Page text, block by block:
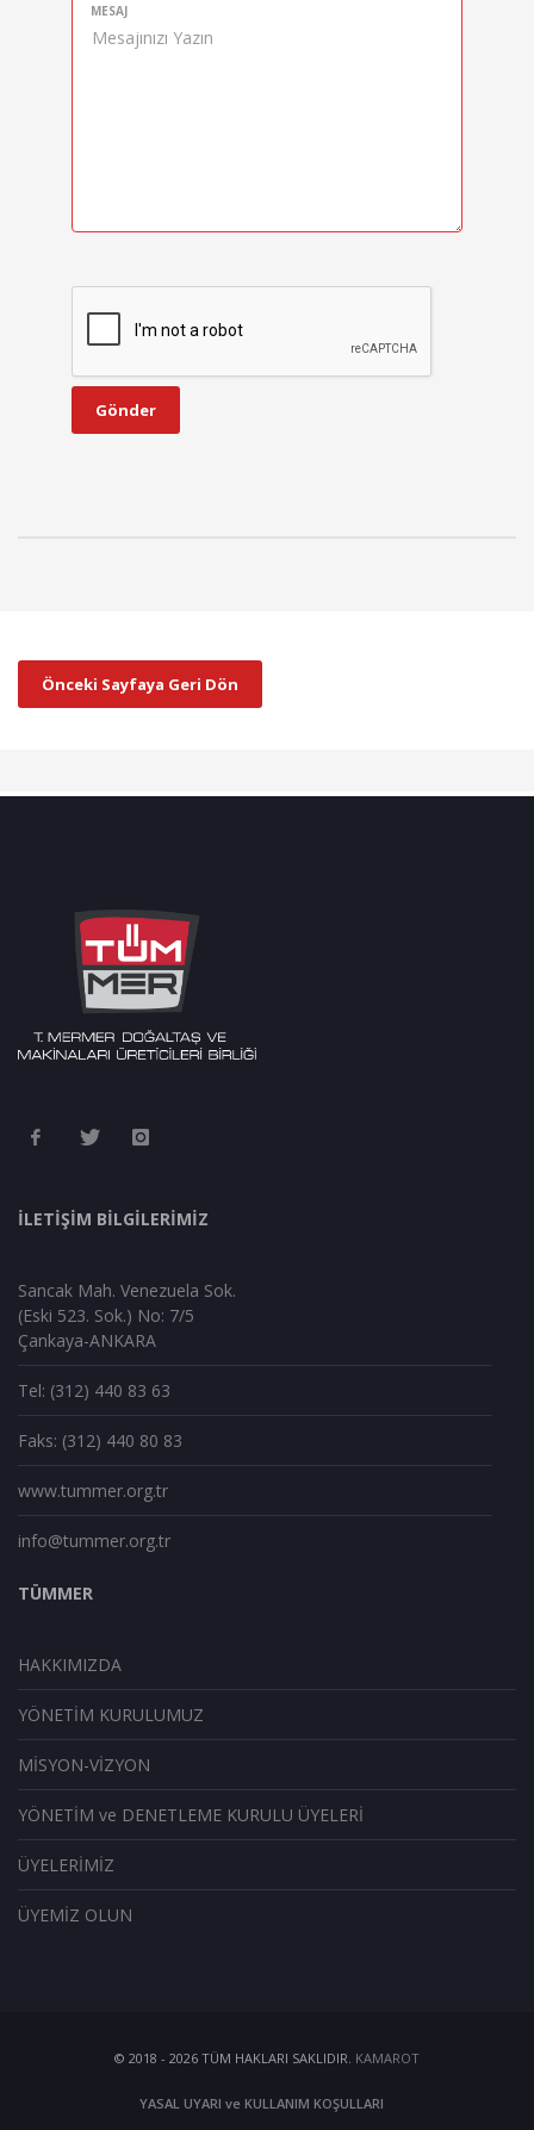
MESAJ
İLETİŞİM BİLGİLERİMİZ
Sancak Mah. Venezuela Sok.
(Eski 523. Sok.) No: 7/5
Çankaya-ANKARA
Tel: (312) 440 83 63
Faks: (312) 440 80 83
www.tummer.org.tr
info@tummer.org.tr
TÜMMER
HAKKIMIZDA
YÖNETİM KURULUMUZ
MİSYON-VİZYON
YÖNETİM ve DENETLEME KURULU ÜYELERİ
ÜYELERİMİZ
ÜYEMİZ OLUN
© 2018 - 2026 TÜM HAKLARI SAKLIDIR. KAMAROT
YASAL UYARI ve KULLANIM KOŞULLARI